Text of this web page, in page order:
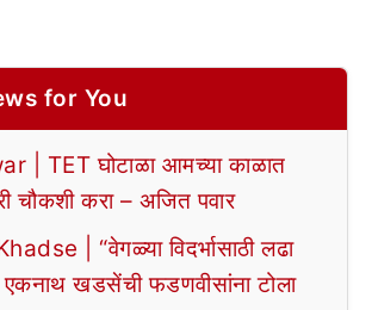
for You
| TET घोटाळा आमच्या काळात
चौकशी करा – अजित पवार
| “वेगळ्या विदर्भासाठी लढा
खडसेंची फडणवीसांना टोला